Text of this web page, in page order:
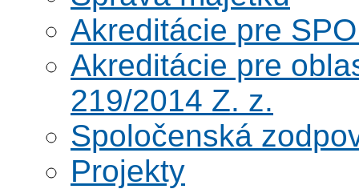
Akreditácie pre
Akreditácie pre
219/2014 Z. z.
Spoločenská
Projekty